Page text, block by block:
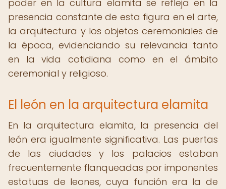
poder en la cultura elamita se refleja en la
presencia constante de esta figura en el arte,
la arquitectura y los objetos ceremoniales de
la época, evidenciando su relevancia tanto
en la vida cotidiana como en el ámbito
ceremonial y religioso.
El león en la arquitectura elamita
En la arquitectura elamita, la presencia del
león era igualmente significativa. Las puertas
de las ciudades y los palacios estaban
frecuentemente flanqueadas por imponentes
estatuas de leones, cuya función era la de